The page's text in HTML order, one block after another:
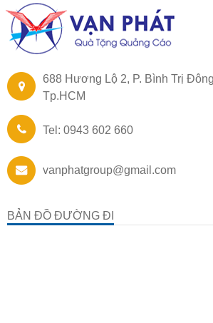
688 Hương Lộ 2, P. Bình Trị
Tp.HCM
Tel: 0943 602 660
vanphatgroup@gmail.com
BẢN ĐỒ ĐƯỜNG ĐI